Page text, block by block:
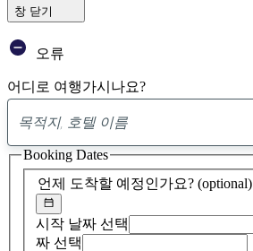
창 닫기
오류
어디로 여행가시나요?
제
안
발
견
언제 도착할 예정인가요? (optional)
시작 날짜 선택
짜 선택
Booking Dates